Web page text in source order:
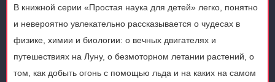
В книжной серии «Простая наука для детей» легко, понятно
и невероятно увлекательно рассказывается о чудесах в
физике, химии и биологии: о вечных двигателях и
путешествиях на Луну, о безмоторном летании растений, о
том, как добыть огонь с помощью льда и на каких на самом